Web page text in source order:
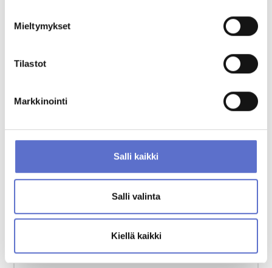
Mieltymykset
Tilastot
Markkinointi
Salli kaikki
Salli valinta
Kiellä kaikki
2026
epäluku
Bensiini
Vuosimalli
Käyttövoima
Paytrail Oyj, y-tunnus: 2122839-7
Innova 2
Lisätietoja